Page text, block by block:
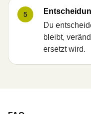
5
Du
bleibt,
ersetzt wird.